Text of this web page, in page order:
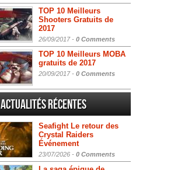
TOP 10 Meilleurs
Shooters Gratuits de
2017
26/09/2017 - 0 Comments
TOP 10 Meilleurs MOBA
gratuits de 2017
20/09/2017 - 0 Comments
Actualités Récentes
Seafight Le retour des
Crystal Raiders
Événement
23/07/2026 - 0 Comments